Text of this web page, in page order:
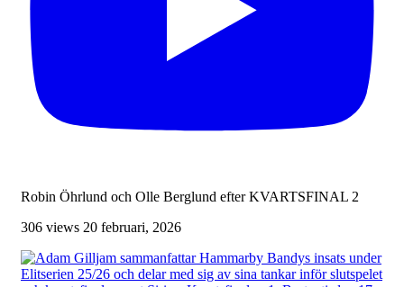
Robin Öhrlund och Olle Berglund efter KVARTSFINAL 2
306 views 20 februari, 2026